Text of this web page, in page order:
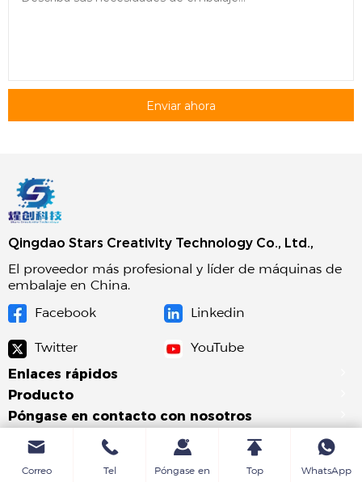
Enviar ahora
Qingdao Stars Creativity Technology Co., Ltd.,
El proveedor más profesional y líder de máquinas de
embalaje en China.
Facebook
Linkedin
Twitter
YouTube
Enlaces rápidos
Producto
Póngase en contacto con nosotros
Correo
Tel
Póngase en
Top WhatsApp